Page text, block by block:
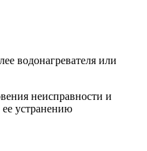
водонагревателя или
неисправности и
устранению